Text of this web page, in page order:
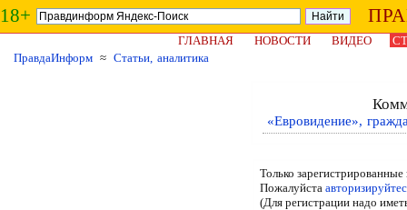
18+
ГЛАВНАЯ НОВОСТИ ВИДЕО
ПравдаИнформ ≈ Статьи, аналитика
«Евровидение»,
Только
Пожалуйста
(Для регистрации надо